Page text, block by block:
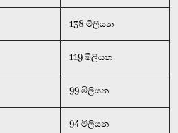
138 මිලියන
119 මිලියන
99 මිලියන
94 මිලියන